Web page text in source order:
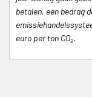
betalen, een bedrag
euro per ton CO2.